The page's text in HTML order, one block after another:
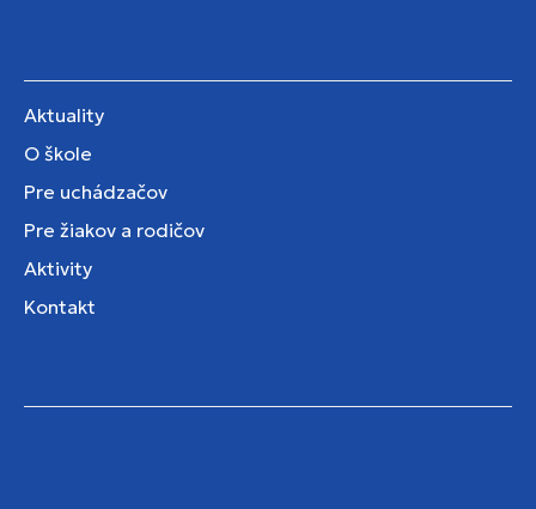
Aktuality
O škole
Pre uchádzačov
Pre žiakov a rodičov
Aktivity
Kontakt